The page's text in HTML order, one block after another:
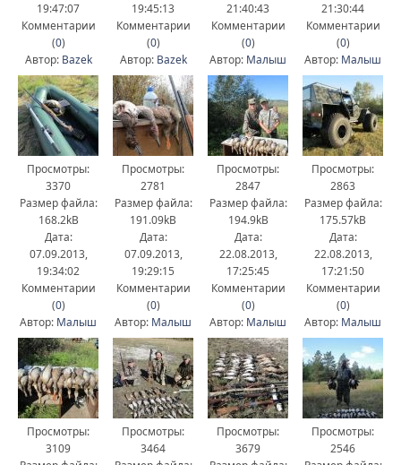
19:47:07
Комментарии
(0)
Автор: Bazek
19:45:13
Комментарии
(0)
Автор: Bazek
21:40:43
Комментарии
(0)
Автор: Малыш
21:30:44
Комментарии
(0)
Автор: Малыш
Просмотры:
3370
Размер файла:
168.2kB
Дата:
07.09.2013,
19:34:02
Комментарии
(0)
Автор: Малыш
Просмотры:
2781
Размер файла:
191.09kB
Дата:
07.09.2013,
19:29:15
Комментарии
(0)
Автор: Малыш
Просмотры:
2847
Размер файла:
194.9kB
Дата:
22.08.2013,
17:25:45
Комментарии
(0)
Автор: Малыш
Просмотры:
2863
Размер файла:
175.57kB
Дата:
22.08.2013,
17:21:50
Комментарии
(0)
Автор: Малыш
Просмотры:
3109
Просмотры:
3464
Просмотры:
3679
Просмотры:
2546